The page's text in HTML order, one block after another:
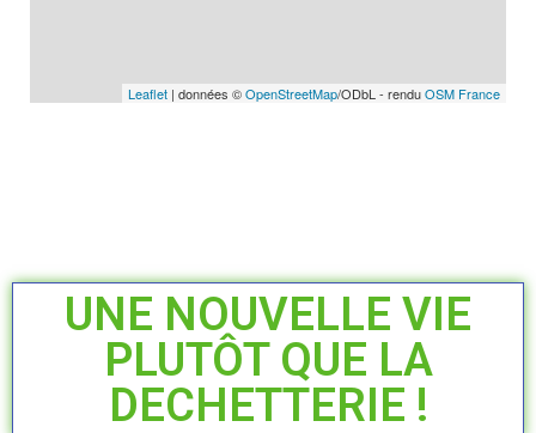
Leaflet | données ©OpenStreetMap/ODbL - renduOSM France
UNE NOUVELLE VIE
PLUTÔT QUE LA
DECHETTERIE !